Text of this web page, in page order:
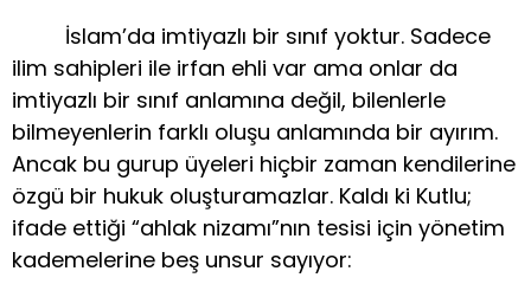
İslam’da imtiyazlı bir sınıf yoktur. Sadece
ilim sahipleri ile irfan ehli var ama onlar da
imtiyazlı bir sınıf anlamına değil, bilenlerle
bilmeyenlerin farklı oluşu anlamında bir ayırım.
Ancak bu gurup üyeleri hiçbir zaman kendilerine
özgü bir hukuk oluşturamazlar. Kaldı ki Kutlu;
ifade ettiği “ahlak nizamı”nın tesisi için yönetim
kademelerine beş unsur sayıyor: